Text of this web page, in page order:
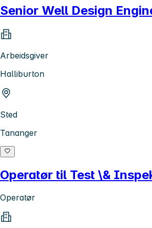
Senior Well Design
Arbeidsgiver
Halliburton
Sted
Tananger
Operatør til Test \&
Operatør